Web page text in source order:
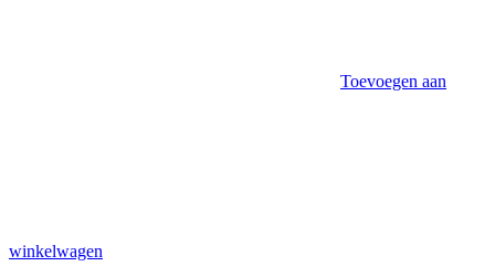
Toevoegen aan
winkelwagen